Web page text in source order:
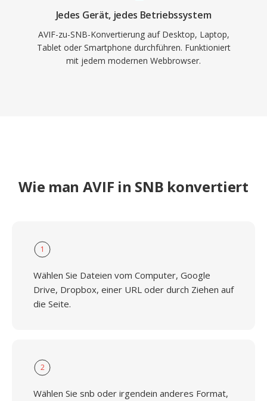
Jedes Gerät, jedes Betriebssystem
AVIF-zu-SNB-Konvertierung auf Desktop, Laptop,
Tablet oder Smartphone durchführen. Funktioniert
mit jedem modernen Webbrowser.
Wie man AVIF in SNB konvertiert
1
Wählen Sie Dateien vom Computer, Google
Drive, Dropbox, einer URL oder durch Ziehen auf
die Seite.
2
Wählen Sie snb oder irgendein anderes Format,